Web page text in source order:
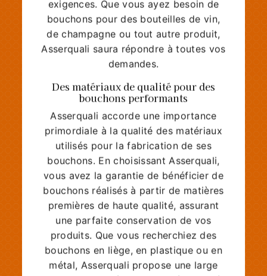
exigences. Que vous ayez besoin de
bouchons pour des bouteilles de vin,
de champagne ou tout autre produit,
Asserquali saura répondre à toutes vos
demandes.
Des matériaux de qualité pour des
bouchons performants
Asserquali accorde une importance
primordiale à la qualité des matériaux
utilisés pour la fabrication de ses
bouchons. En choisissant Asserquali,
vous avez la garantie de bénéficier de
bouchons réalisés à partir de matières
premières de haute qualité, assurant
une parfaite conservation de vos
produits. Que vous recherchiez des
bouchons en liège, en plastique ou en
métal, Asserquali propose une large